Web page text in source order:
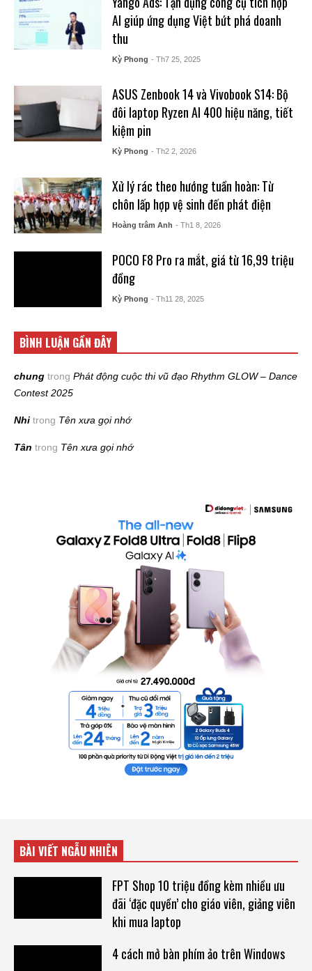
AI giúp ứng dụng Việt bứt phá doanh
thu
Kỳ Phong - Th7 25, 2025
ASUS Zenbook 14 và Vivobook S14: Bộ
đôi laptop Ryzen AI 400 hiệu năng, tiết
kiệm pin
Kỳ Phong - Th2 2, 2026
Xử lý rác theo hướng tuần hoàn: Từ
chôn lấp hợp vệ sinh đến phát điện
Hoàng trâm Anh - Th1 8, 2026
POCO F8 Pro ra mắt, giá từ 16,99 triệu
đồng
Kỳ Phong - Th11 28, 2025
BÌNH LUẬN GẦN ĐÂY
chung trong Phát động cuộc thi vũ đạo Rhythm GLOW – Dance
Contest 2025
Nhi trong Tên xưa gọi nhớ
Tân trong Tên xưa gọi nhớ
BÀI VIẾT NGẪU NHIÊN
FPT Shop 10 triệu đồng kèm nhiều ưu
đãi ‘đặc quyền’ cho giáo viên, giảng viên
khi mua laptop
4 cách mở bàn phím ảo trên Windows